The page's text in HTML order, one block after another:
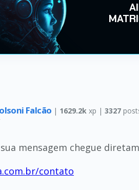
Falcão | 1629.2k xp | 3327
mensagem chegue
contato